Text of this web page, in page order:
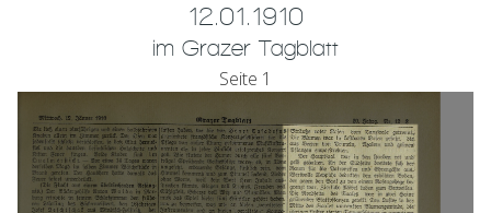
12.01.1910
im Grazer Tagblatt
Seite 1